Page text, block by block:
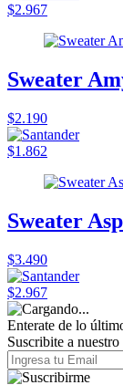
$2.967
Sweater
$2.190
$1.862
Sweater
$3.490
$2.967
Enterate de lo
Suscribite a